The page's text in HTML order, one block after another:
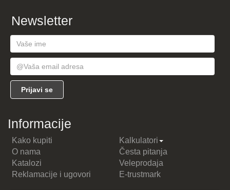
Newsletter
Informacije
Kako kupiti
Kalkulatori
O nama
Česta pitanja
Katalozi
Veleprodaja
Reklamacije i ugovori
E-trustmark